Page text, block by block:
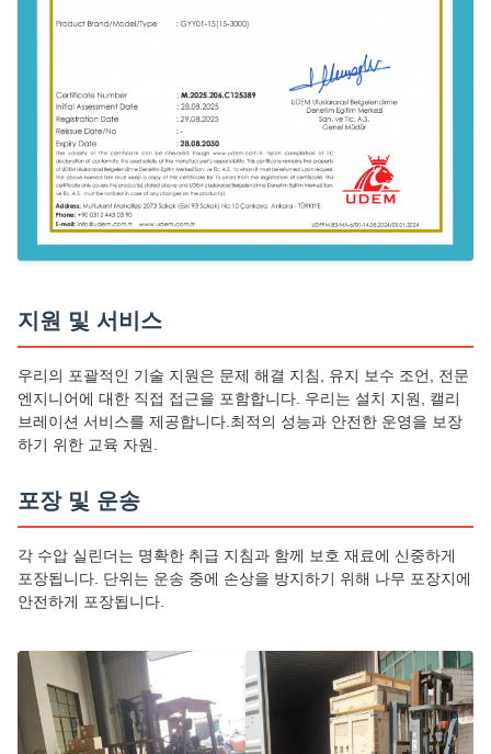
지원 및 서비스
우리의 포괄적인 기술 지원은 문제 해결 지침, 유지 보수 조언, 전문
엔지니어에 대한 직접 접근을 포함합니다. 우리는 설치 지원, 캘리
브레이션 서비스를 제공합니다.최적의 성능과 안전한 운영을 보장
하기 위한 교육 자원.
포장 및 운송
각 수압 실린더는 명확한 취급 지침과 함께 보호 재료에 신중하게
포장됩니다. 단위는 운송 중에 손상을 방지하기 위해 나무 포장지에
안전하게 포장됩니다.